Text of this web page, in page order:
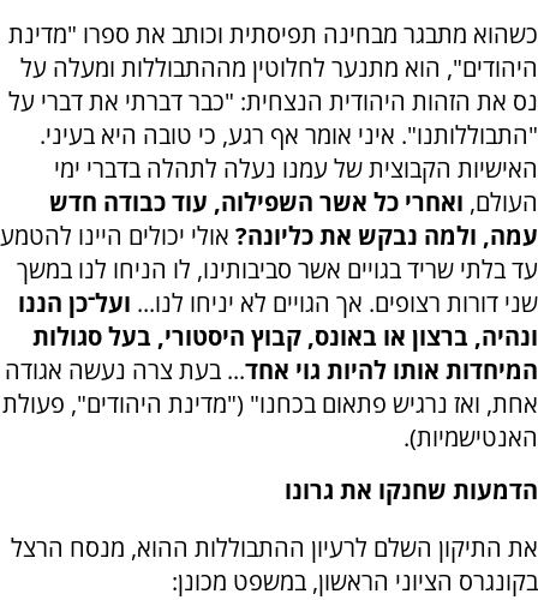
כשהוא מתבגר מבחינה תפיסתית וכותב את ספרו "מדינת
היהודים", הוא מתנער לחלוטין מההתבוללות ומעלה על
נס את הזהות היהודית הנצחית: "כבר דברתי את דברי על
"התבוללותנו". איני אומר אף רגע, כי טובה היא בעיני.
האישיות הקבוצית של עמנו נעלה לתהלה בדברי ימי
העולם, ואחרי כל אשר השפילוה, עוד כבודה חדש
עמה, ולמה נבקש את כליונה? אולי יכולים היינו להטמע
עד בלתי שריד בגויים אשר סביבותינו, לו הניחו לנו במשך
שני דורות רצופים. אך הגויים לא יניחו לנו... ועל־כן הננו
ונהיה, ברצון או באונס, קבוץ היסטורי, בעל סגולות
המיחדות אותו להיות גוי אחד... בעת צרה נעשה אגודה
אחת, ואז נרגיש פתאום בכחנו" ("מדינת היהודים", פעולת
האנטישמיות).
הדמעות שחנקו את גרונו
את התיקון השלם לרעיון ההתבוללות ההוא, מנסח הרצל
בקונגרס הציוני הראשון, במשפט מכונן: